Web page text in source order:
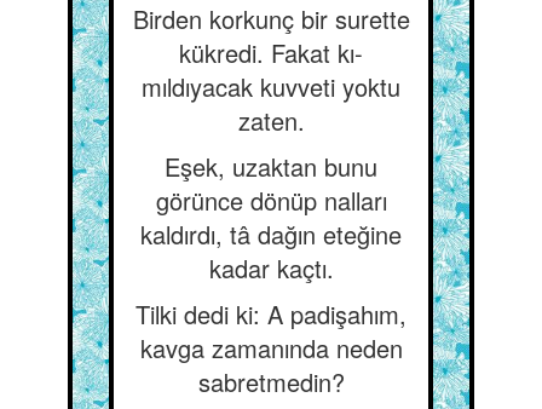
Birden korkunç bir surette
kükredi. Fakat kı-
mıldıyacak kuvveti yoktu
zaten.
Eşek, uzaktan bunu
görünce dönüp nalları
kaldırdı, tâ dağın eteğine
kadar kaçtı.
Tilki dedi ki: A padişahım,
kavga zamanında neden
sabretmedin?